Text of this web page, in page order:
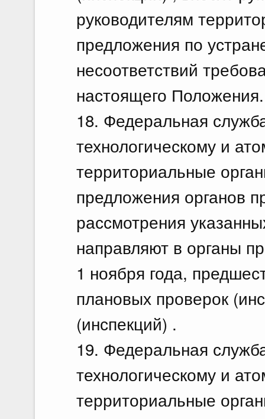
руководителям
предложения по
несоответствий
настоящего Положения.
18. Федеральная
технологическому и
территориальные
предложения органов
рассмотрения
направляют в органы
1 ноября года,
плановых проверок
(инспекций) .
19. Федеральная
технологическому и
территориальные